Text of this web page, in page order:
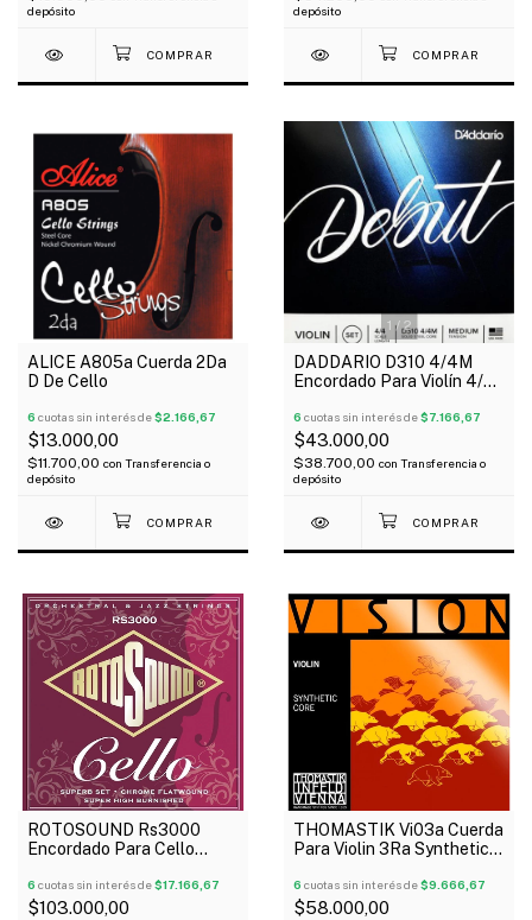
depósito
depósito
ALICE A805a Cuerda 2Da
D De Cello
6 cuotas sin interés de$2.166,67
$13.000,00
$11.700,00 con Transferencia o
depósito
1 /2
DADDARIO D310 4/4M
Encordado Para Violín 4/4
6 cuotas sin interés de$7.166,67
$43.000,00
$38.700,00 con Transferencia o
depósito
ROTOSOUND Rs3000
Encordado Para Cello
47 63
6 cuotas sin interés de$17.166,67
$103.000,00
THOMASTIK Vi03a Cuerda
Para Violin 3Ra Synthetic
6 cuotas sin interés de$9.666,67
$58.000,00